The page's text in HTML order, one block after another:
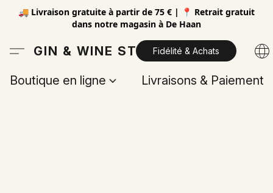
🚚 Livraison gratuite à partir de 75 € | 📍 Retrait gratuit
dans notre magasin à De Haan
GIN & WINE STOREFidélité & Achats
Boutique en ligne Livraisons & Paiements